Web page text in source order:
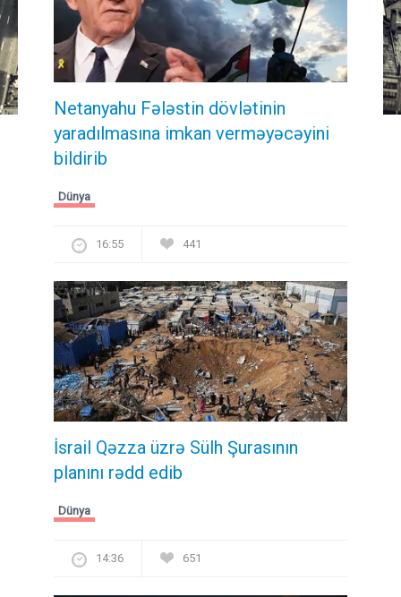
Netanyahu Fələstin dövlətinin
yaradılmasına imkan verməyəcəyini
bildirib
Dünya
16:55 441
İsrail Qəzza üzrə Sülh Şurasının
planını rədd edib
Dünya
14:36 651